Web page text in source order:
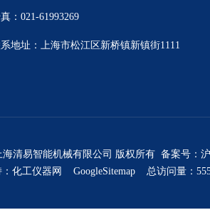
：021-61993269
地址：上海市松江区新桥镇新镇街1111
海清易智能机械有限公司 版权所有 备案号：
化工仪器网 GoogleSitemap 总访问量：